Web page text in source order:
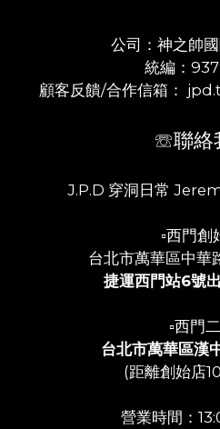
公司：神之帥
統編：
顧客反饋/合作信箱：
☏聯絡
J.P.D 穿洞日常
▫️西門創
台北市萬華區中華
捷運西門站6號
▫️西門
台北市萬華區漢
(距離創始店
營業時間：